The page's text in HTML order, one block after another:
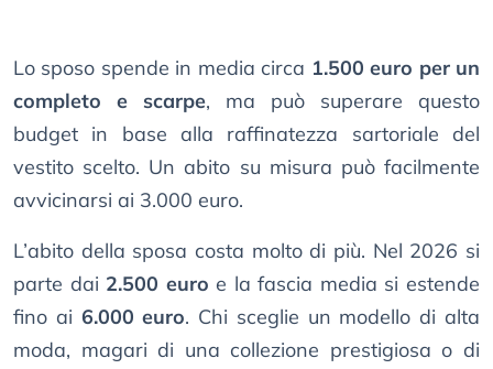
Lo sposo spende in media circa 1.500 euro per un
completo e scarpe, ma può superare questo
budget in base alla raffinatezza sartoriale del
vestito scelto. Un abito su misura può facilmente
avvicinarsi ai 3.000 euro.
L’abito della sposa costa molto di più. Nel 2026 si
parte dai 2.500 euro e la fascia media si estende
fino ai 6.000 euro. Chi sceglie un modello di alta
moda, magari di una collezione prestigiosa o di